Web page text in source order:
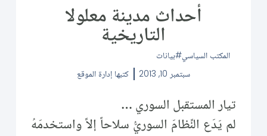
أحداث مدينة معلولا
التاريخية
المكتب السياسي بيانات
سبتمبر 10, 2013
كتبها إدارة الموقع
تيار المستقبل السوري …
لم يَدَع النِّظامَ السوريُّ سلاحاً إلاَّ واستخدمَهُ